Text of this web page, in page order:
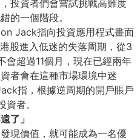
投資者們會嘗試挑戰高難度
的一個階段。
Jack指向投資應用程式畫面
港股進入低迷的失落周期，從3
會超過11個月，現在已經兩年
者會在這種市場環境中迷
指，根據逆周期的開戶賬戶
者。
了」
現價值， 就可能成為一名優